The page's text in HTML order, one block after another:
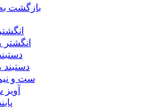
بازگشت
انگشتر
دستبند
ست و